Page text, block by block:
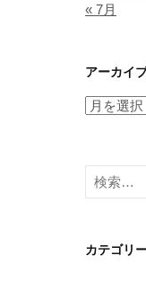
« 7月
アーカイ
ア
イ
ブ
検
索:
カテゴリ